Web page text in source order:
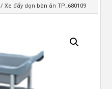
/ Xe đẩy dọn bàn ăn TP_680109